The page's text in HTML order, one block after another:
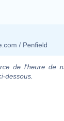
/ Penfield
de l'heure de
dessous.